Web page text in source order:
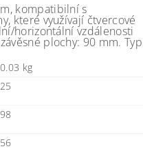
kompatibilní s
které využívají čtvercové
horizontální vzdálenosti
plochy: 90 mm. Typ
0.03 kg
25
98
56